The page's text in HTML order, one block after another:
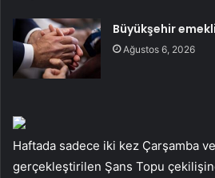
Büyükşehir
Ağustos 6, 2026
Haftada sadece iki kez Çarşamba
gerçekleştirilen Şans Topu